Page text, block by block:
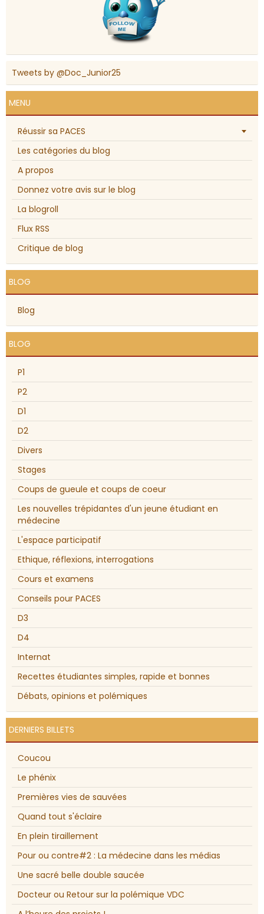
Tweets by @Doc_Junior25
MENU
Réussir sa PACES
Les catégories du blog
A propos
Donnez votre avis sur le blog
La blogroll
Flux RSS
Critique de blog
BLOG
Blog
BLOG
P1
P2
D1
D2
Divers
Stages
Coups de gueule et coups de coeur
Les nouvelles trépidantes d'un jeune étudiant en
médecine
L'espace participatif
Ethique, réflexions, interrogations
Cours et examens
Conseils pour PACES
D3
D4
Internat
Recettes étudiantes simples, rapide et bonnes
Débats, opinions et polémiques
DERNIERS BILLETS
Coucou
Le phénix
Premières vies de sauvées
Quand tout s'éclaire
En plein tiraillement
Pour ou contre#2 : La médecine dans les médias
Une sacré belle double saucée
Docteur ou Retour sur la polémique VDC